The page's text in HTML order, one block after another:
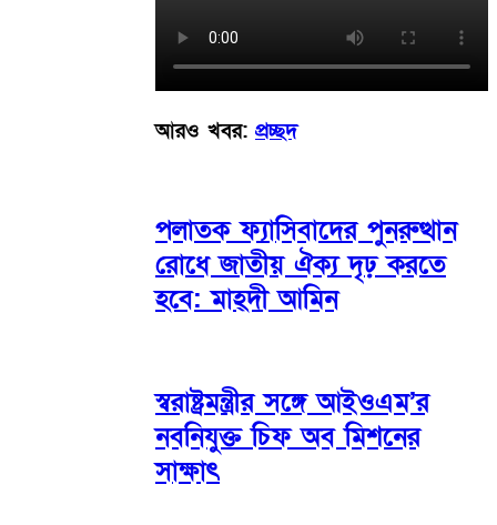
আরও খবর: প্রচ্ছদ
পলাতক ফ্যাসিবাদের পুনরুত্থান
রোধে জাতীয় ঐক্য দৃঢ় করতে
হবে: মাহ্দী আমিন
স্বরাষ্ট্রমন্ত্রীর সঙ্গে আইওএম’র
নবনিযুক্ত চিফ অব মিশনের
সাক্ষাৎ